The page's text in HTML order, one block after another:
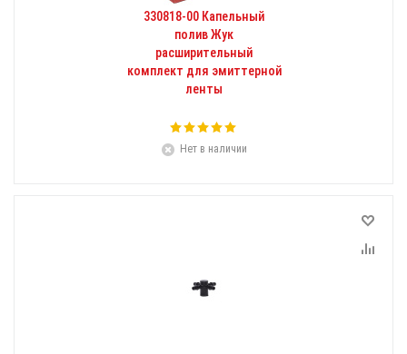
330818-00 Капельный
полив Жук
расширительный
комплект для эмиттерной
ленты
Нет в наличии